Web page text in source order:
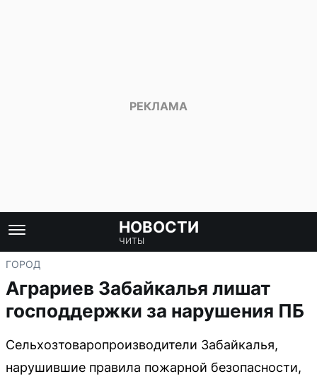
НОВОСТИ
ЧИТЫ
ГОРОД
Аграриев Забайкалья лишат
господдержки за нарушения ПБ
Сельхозтоваропроизводители Забайкалья,
нарушившие правила пожарной безопасности,